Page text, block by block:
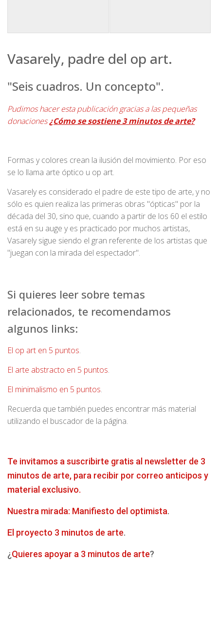
Vasarely, padre del op art.
"Seis cuadros. Un concepto".
Pudimos hacer esta publicación gracias a las pequeñas
donaciones¿Cómo se sostiene 3 minutos de arte?
Formas y colores crean la ilusión del movimiento. Por eso
se lo llama arte óptico u op art.
Vasarely es considerado el padre de este tipo de arte, y no
sólo es quien realiza las primeras obras "ópticas" por la
década del 30, sino que, cuando a partir de los 60 el estilo
está en su auge y es practicado por muchos artistas,
Vasarely sigue siendo el gran referente de los artistas que
"juegan con la mirada del espectador".
Si quieres leer sobre temas
relacionados, te recomendamos
algunos links:
El op art en 5 puntos.
El arte abstracto en 5 puntos.
El minimalismo en 5 puntos.
Recuerda que también puedes encontrar más material
utilizando el buscador de la página.
Te invitamos a suscribirte gratis al newsletter de 3
minutos de arte, para recibir por correo anticipos y
material exclusivo.
Nuestra mirada: Manifiesto del optimista.
El proyecto 3 minutos de arte.
¿Quieres apoyar a 3 minutos de arte?